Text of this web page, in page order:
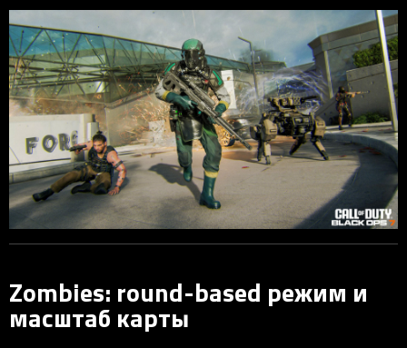
Zombies: round-based режим и
масштаб карты